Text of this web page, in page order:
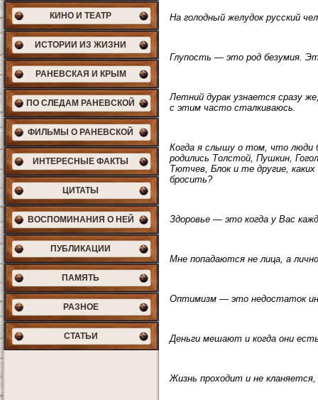
КИНО И ТЕАТР
ИСТОРИИ ИЗ ЖИЗНИ
РАНЕВСКАЯ И КРЫМ
ПО СЛЕДАМ РАНЕВСКОЙ
ФИЛЬМЫ О РАНЕВСКОЙ
ИНТЕРЕСНЫЕ ФАКТЫ
ЦИТАТЫ
ВОСПОМИНАНИЯ О НЕЙ
ПУБЛИКАЦИИ
ПАМЯТЬ
РАЗНОЕ
СТАТЬИ
На голодный желудок русский
Глупость — это род безумия.
Летний дурак узнается сразу
с этим часто сталкиваюсь.
Когда я слышу о том, что люди
родились Толстой, Пушкин,
Тютчев, Блок и те другие,
бросить?
Здоровье — это когда у Вас
Мне попадаются не лица, а
Оптимизм — это недостаток
Деньги мешают и когда они
Жизнь проходит и не кланяется,